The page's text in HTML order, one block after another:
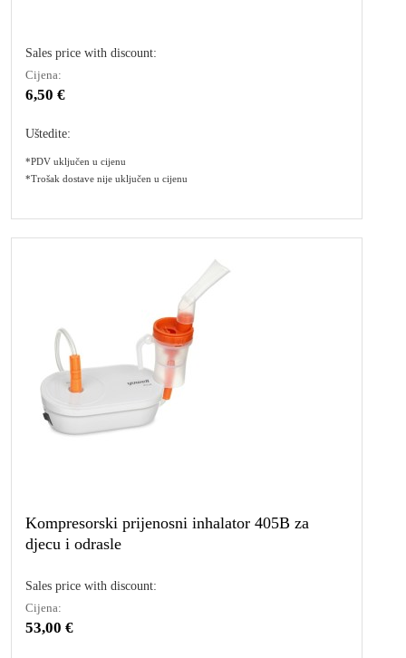
Sales price with discount:
Cijena:
6,50 €
Uštedite:
*PDV uključen u cijenu
*Trošak dostave nije uključen u cijenu
Kompresorski prijenosni inhalator 405B za
djecu i odrasle
Sales price with discount:
Cijena:
53,00 €